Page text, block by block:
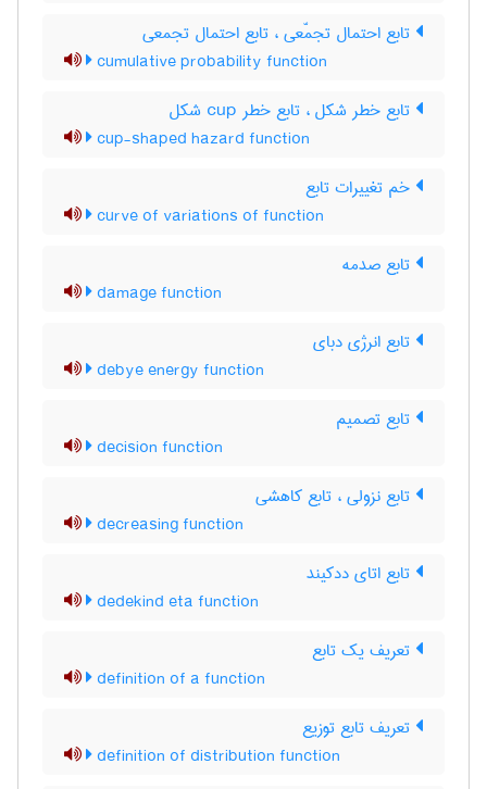
تابع احتمال تجمّعی ، تابع احتمال تجمعی
cumulative probability function
تابع خطر شکل ، تابع خطر ‌c‌u‌p شکل
cup-shaped hazard function
خم تغییرات تابع
curve of variations of function
تابع صدمه
damage function
تابع انرژی دبای
debye energy function
تابع تصمیم
decision function
تابع نزولی ، تابع کاهشی
decreasing function
تابع اتای ددکیند
dedekind eta function
تعریف یک تابع
definition of a function
تعریف تابع توزیع
definition of distribution function